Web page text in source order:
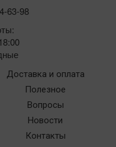
Доставка и оплата
Полезное
Вопросы
Новости
Контакты
63-98